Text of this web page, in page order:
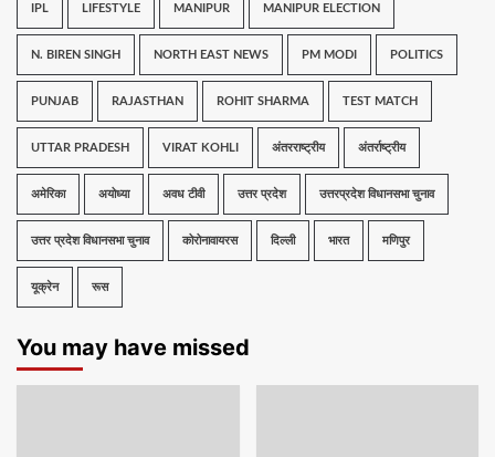
IPL LIFESTYLE MANIPUR MANIPUR ELECTION
N. BIREN SINGH NORTH EAST NEWS PM MODI POLITICS
PUNJAB RAJASTHAN ROHIT SHARMA TEST MATCH
UTTAR PRADESH VIRAT KOHLI अंतरराष्ट्रीय अंतर्राष्ट्रीय
अमेरिका अयोध्या अवध टीवी उत्तर प्रदेश उत्तरप्रदेश विधानसभा चुनाव
उत्तर प्रदेश विधानसभा चुनाव कोरोनावायरस दिल्ली भारत मणिपुर
यूक्रेन रूस
You may have missed